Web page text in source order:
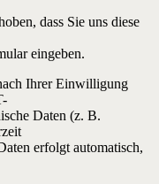
dass Sie uns diese
eingeben.
Ihrer Einwilligung
Daten (z. B.
erfolgt automatisch,